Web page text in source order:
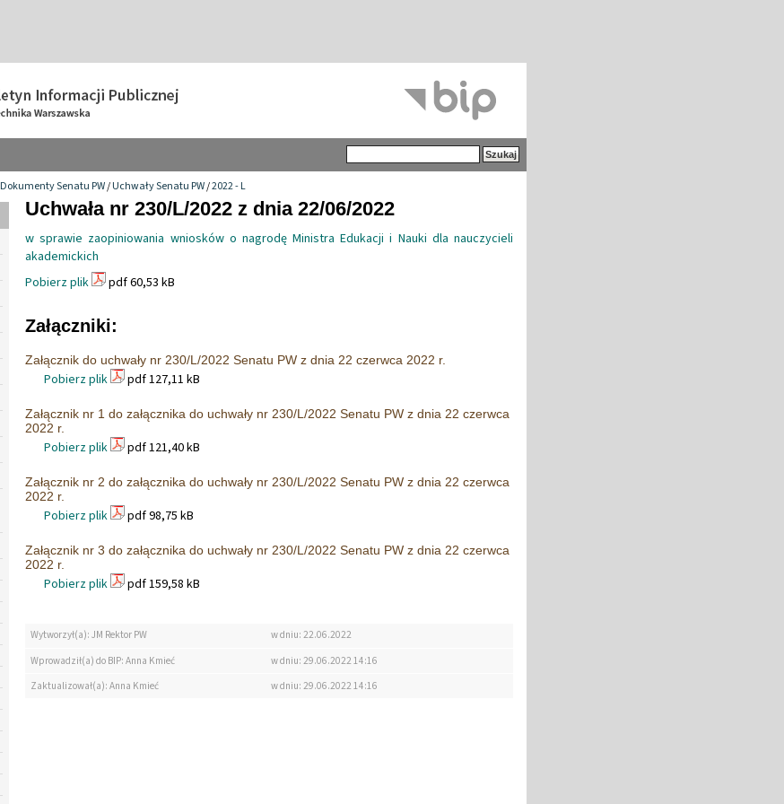
Dokumenty Senatu PW/Uchwały Senatu PW/2022 - L
Uchwała nr 230/L/2022 z dnia 22/06/2022
w sprawie zaopiniowania wniosków o nagrodę Ministra Edukacji i Nauki dla nauczycieli
akademickich
Pobierz plik
pdf 60,53 kB
Załączniki:
Załącznik do uchwały nr 230/L/2022 Senatu PW z dnia 22 czerwca 2022 r.
Pobierz plik pdf 127,11 kB
Załącznik nr 1 do załącznika do uchwały nr 230/L/2022 Senatu PW z dnia 22 czerwca
2022 r.
Pobierz plik pdf 121,40 kB
Załącznik nr 2 do załącznika do uchwały nr 230/L/2022 Senatu PW z dnia 22 czerwca
2022 r.
Pobierz plik pdf 98,75 kB
Załącznik nr 3 do załącznika do uchwały nr 230/L/2022 Senatu PW z dnia 22 czerwca
2022 r.
Pobierz plik pdf 159,58 kB
Wytworzył(a): JM Rektor PW
w dniu: 22.06.2022
Wprowadził(a) do BIP: Anna Kmieć
w dniu: 29.06.2022 14:16
Zaktualizował(a): Anna Kmieć
w dniu: 29.06.2022 14:16